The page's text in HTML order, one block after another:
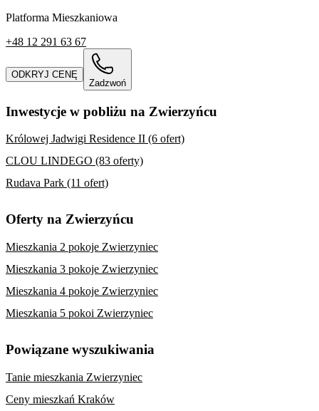
Platforma Mieszkaniowa
+48 12 291 63 67
ODKRYJ CENĘ
Zadzwoń
Inwestycje w pobliżu na Zwierzyńcu
Królowej Jadwigi Residence II (6 ofert)
CLOU LINDEGO (83 oferty)
Rudava Park (11 ofert)
Oferty na Zwierzyńcu
Mieszkania 2 pokoje Zwierzyniec
Mieszkania 3 pokoje Zwierzyniec
Mieszkania 4 pokoje Zwierzyniec
Mieszkania 5 pokoi Zwierzyniec
Powiązane wyszukiwania
Tanie mieszkania Zwierzyniec
Ceny mieszkań Kraków